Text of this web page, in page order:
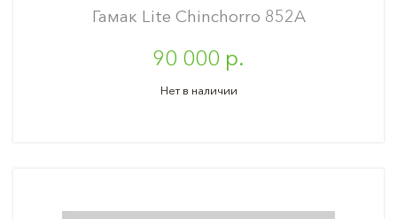
Гамак Lite Сhinchorro 852A
90 000 р.
Нет в наличии